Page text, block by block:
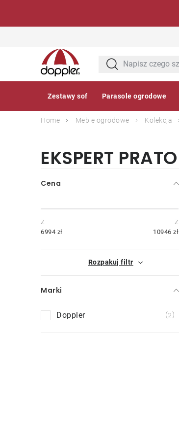
Zestawy sof Parasole ogrodowe
Home Meble ogrodowe Kolekcja
EKSPERT PRATO
P
s
e
k
b
o
c
z
Cena
6994 zł 10946 zł
Rozpakuj filtr
Marki
Doppler 2